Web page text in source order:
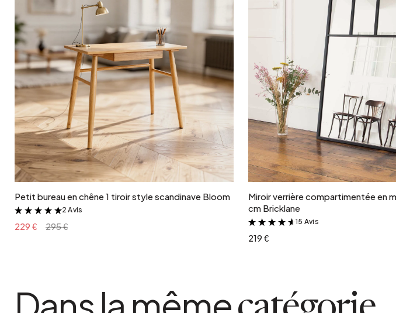
Ajouter au panier
Petit bureau en chêne 1 tiroir style scandinave Bloom
&
2 Avis
229 € 295 €
Ajouter au panier
Miroir verrière compartimentée en
cm Bricklane
&
15 Avis
219 €